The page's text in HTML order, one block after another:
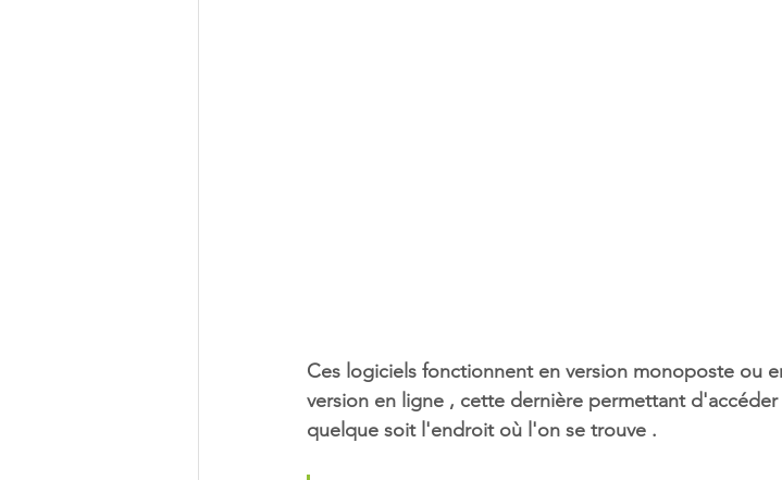
Ces logiciels fonctionnent en version monoposte ou
version en ligne , cette dernière permettant
quelque soit l'endroit où l'on se trouve .